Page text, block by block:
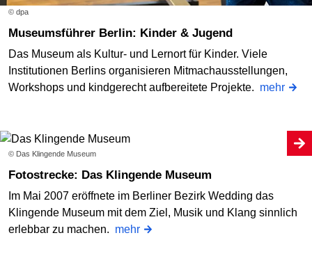
© dpa
Museumsführer Berlin: Kinder & Jugend
Das Museum als Kultur- und Lernort für Kinder. Viele
Institutionen Berlins organisieren Mitmachausstellungen,
Workshops und kindgerecht aufbereitete Projekte. mehr
© Das Klingende Museum
Fotostrecke: Das Klingende Museum
Im Mai 2007 eröffnete im Berliner Bezirk Wedding das
Klingende Museum mit dem Ziel, Musik und Klang sinnlich
erlebbar zu machen. mehr